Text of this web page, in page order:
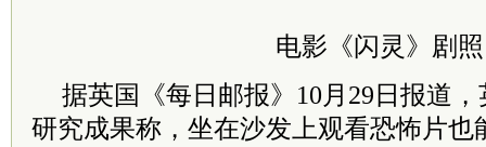
电影《闪灵》剧照
据英国《每日邮报》10月29日报道
研究成果称，坐在沙发上观看恐怖片也